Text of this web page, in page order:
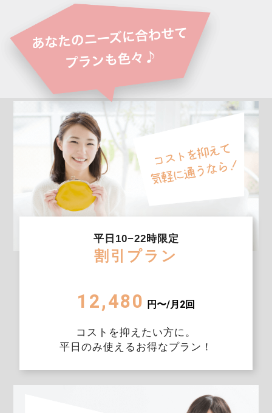
平日10−22時限定
割引プラン
12,480 円〜/月2回
コストを抑えたい方に。
平日のみ使えるお得なプラン！